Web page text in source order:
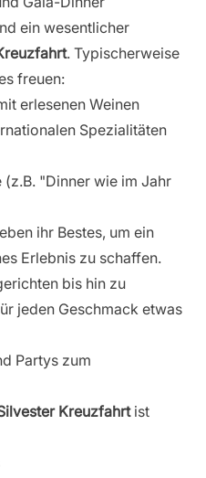
ein wesentlicher
. Typischerweise
freuen:
erlesenen Weinen
Spezialitäten
"Dinner wie im Jahr
ihr Bestes, um ein
Erlebnis zu schaffen.
bis hin zu
jeden Geschmack etwas
Partys zum
Kreuzfahrtist